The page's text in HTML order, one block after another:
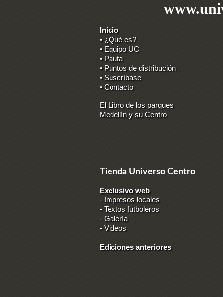
Inicio
• ¿Qué es?
• Equipo UC
• Pauta
• Puntos de distribución
• Suscríbase
• Contacto
El Libro de los parques
Medellín y su Centro
Tienda Universo Centro
Exclusivo web
- Impresos locales
- Textos futboleros
-Galería
-Videos
Ediciones anteriores